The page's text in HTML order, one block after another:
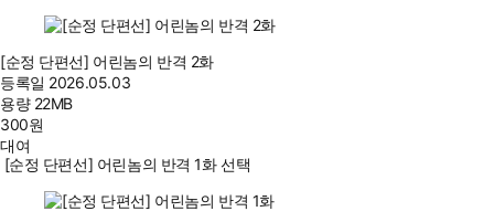
[순정 단편선] 어린놈의 반격 2화
등록일 2026.05.03
용량 22MB
300원
대여
[순정 단편선] 어린놈의 반격 1화 선택